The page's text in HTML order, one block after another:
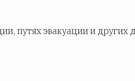
путях эвакуации и других